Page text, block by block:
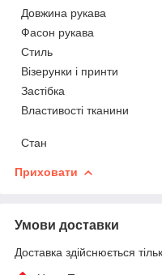
Довжина рукава
Фасон рукава
Стиль
Візерунки і принти
Застібка
Властивості тканини
Стан
Приховати
Умови доставки
Доставка здійснюється